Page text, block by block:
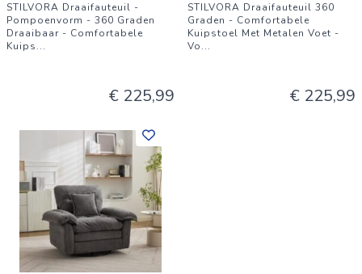
STILVORA Draaifauteuil -
Pompoenvorm - 360 Graden
Draaibaar - Comfortabele
Kuips...
€ 225,99
STILVORA Draaifauteuil 360
Graden - Comfortabele
Kuipstoel Met Metalen Voet -
Vo...
€ 225,99